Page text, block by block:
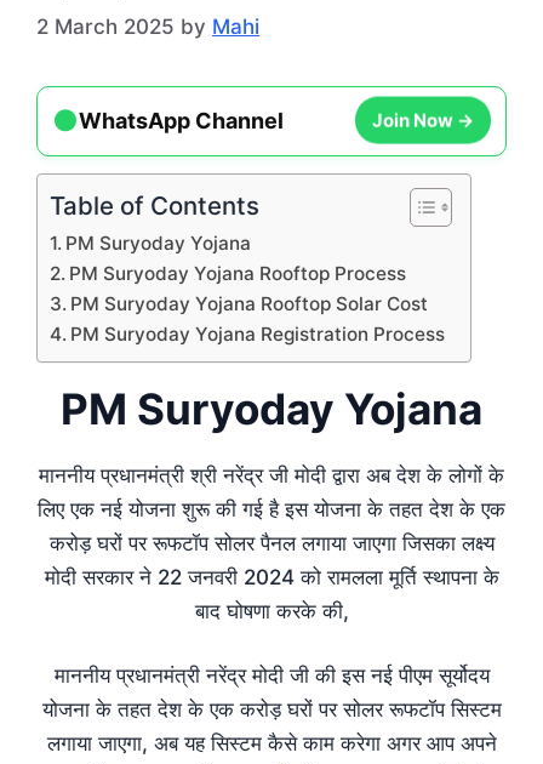
2 March 2025 by Mahi
●WhatsApp Channel Join Now →
Table of Contents
PM Suryoday Yojana
PM Suryoday Yojana Rooftop Process
PM Suryoday Yojana Rooftop Solar Cost
PM Suryoday Yojana Registration Process
PM Suryoday Yojana
माननीय प्रधानमंत्री श्री नरेंद्र जी मोदी द्वारा अब देश के लोगों के
लिए एक नई योजना शुरू की गई है इस योजना के तहत देश के एक
करोड़ घरों पर रूफटॉप सोलर पैनल लगाया जाएगा जिसका लक्ष्य
मोदी सरकार ने 22 जनवरी 2024 को रामलला मूर्ति स्थापना के
बाद घोषणा करके की,
माननीय प्रधानमंत्री नरेंद्र मोदी जी की इस नई पीएम सूर्योदय
योजना के तहत देश के एक करोड़ घरों पर सोलर रूफटॉप सिस्टम
लगाया जाएगा, अब यह सिस्टम कैसे काम करेगा अगर आप अपने